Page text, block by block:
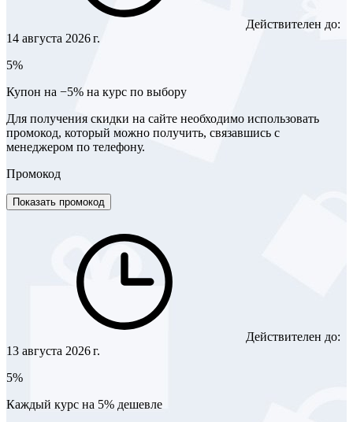
Действителен до:
14 августа 2026 г.
5%
Купон на −5% на курс по выбору
Для получения скидки на сайте необходимо использовать
промокод, который можно получить, связавшись с
менеджером по телефону.
Промокод
Показать промокод
Действителен до:
13 августа 2026 г.
5%
Каждый курс на 5% дешевле